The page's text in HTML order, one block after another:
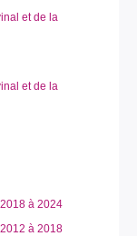
et de la
et de la
à 2024
à 2018